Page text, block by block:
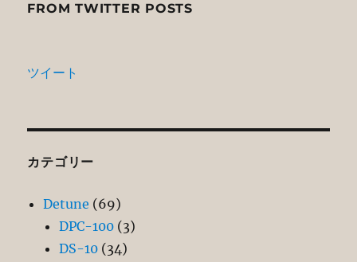
FROM TWITTER POSTS
ツイート
カテゴリー
Detune (69)
DPC-100 (3)
DS-10 (34)